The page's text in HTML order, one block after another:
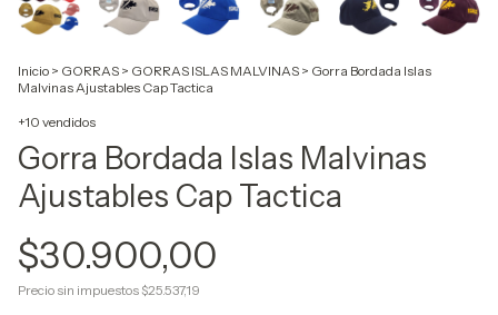
Inicio > GORRAS > GORRAS ISLAS MALVINAS > Gorra Bordada Islas
Malvinas Ajustables Cap Tactica
+10 vendidos
Gorra Bordada Islas Malvinas
Ajustables Cap Tactica
$30.900,00
Precio sin impuestos $25.537,19